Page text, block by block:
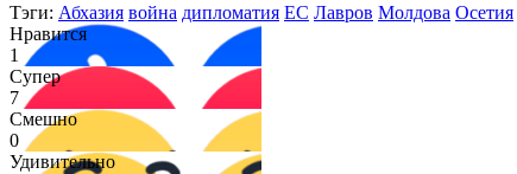
Тэги: Абхазия война дипломатия ЕС Лавров Молдова Осетия
Нравится
1
Супер
7
Смешно
0
Удивительно